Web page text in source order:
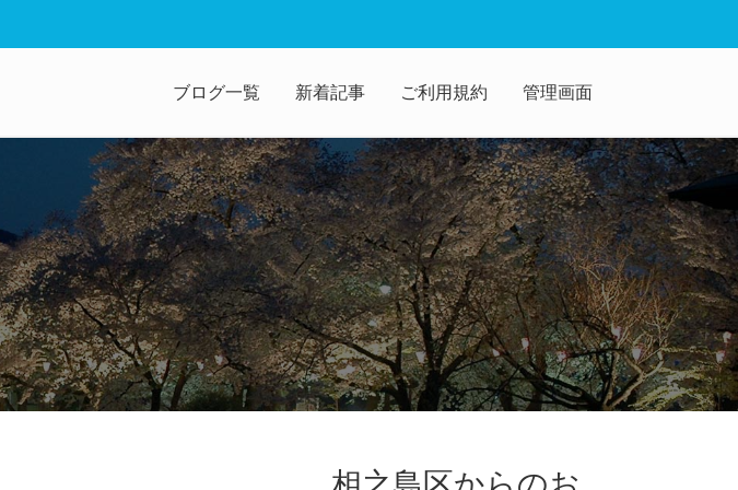
ブログ一覧 新着記事 ご利用規約 管理画面